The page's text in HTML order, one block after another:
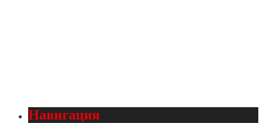
Навигация